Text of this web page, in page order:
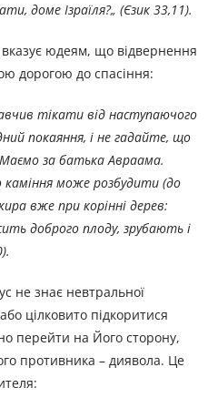
доме Ізраїля?„ (Єзик 33,11).
юдеям, що відвернення
дорогою до спасіння:
тікати від наступаючого
покаяння, і не гадайте, що
за батька Авраама.
може розбудити (до
вже при корінні дерев:
доброго плоду, зрубають і
не знає невтральної
цілковито підкоритися
перейти на Його сторону,
противника – диявола. Це